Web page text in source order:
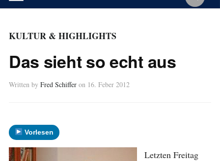
KULTUR & HIGHLIGHTS
Das sieht so echt aus
Written by Fred Schiffer on 16. Feber 2012
Vorlesen
Letzten Freitag